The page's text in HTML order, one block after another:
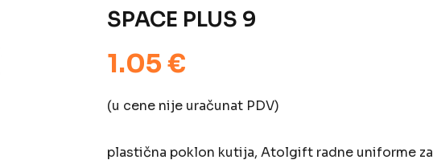
SPACE PLUS 9
1.05 €
(u cene nije uračunat PDV)
plastična poklon kutija, Atolgift radne uniforme za